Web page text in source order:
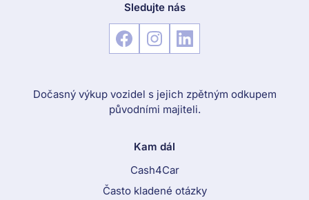
Sledujte nás
Dočasný výkup vozidel s jejich zpětným odkupem
původními majiteli.
Kam dál
Cash4Car
Často kladené otázky